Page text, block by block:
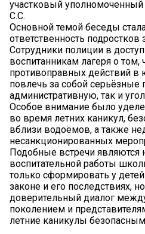
участковый
С.С.
Основной темой беседы
ответственность подростков
Сотрудники полиции в
воспитанникам лагеря о
противоправных действий
повлечь за собой серьёзные
административную, так и
Особое внимание было
во время летних каникул,
вблизи водоёмов, а также
несанкционированных
Подобные встречи являются
воспитательной работы
только сформировать у
законе и его последствиях,
доверительный диалог
поколением и
летние каникулы